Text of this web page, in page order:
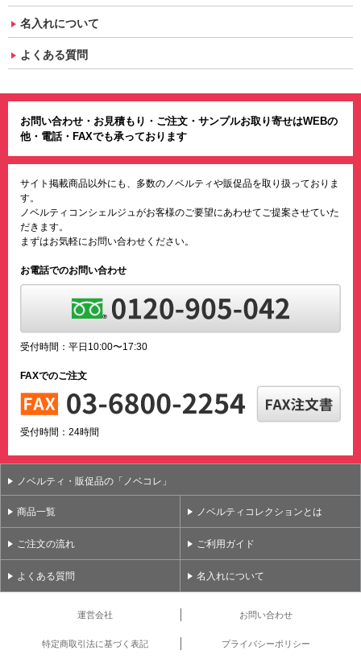
名入れについて
よくある質問
お問い合わせ・お見積もり・ご注文・サンプルお取り寄せはWEBの
他・電話・FAXでも承っております
サイト掲載商品以外にも、多数のノベルティや販促品を取り扱っておりま
す。
ノベルティコンシェルジュがお客様のご要望にあわせてご提案させていた
だきます。
まずはお気軽にお問い合わせください。
お電話でのお問い合わせ
受付時間：平日10:00〜17:30
FAXでのご注文
受付時間：24時間
ノベルティ・販促品の「ノベコレ」
商品一覧 ノベルティコレクションとは
ご注文の流れ ご利用ガイド
よくある質問 名入れについて
運営会社 お問い合わせ
特定商取引法に基づく表記 プライバシーポリシー